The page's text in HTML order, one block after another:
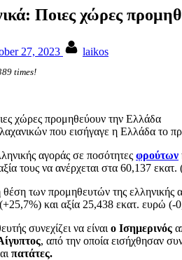
Ποιες χώρες
27, 2023 laikos
times!
που εισήγαγε η Ελλάδα το
αγοράς σε ποσότητες φρούτων
τους να ανέρχεται στα 60,137
των προμηθευτών της ελληνικής
και αξία 25,438 εκατ. ευρώ (-
συνεχίζει να είναι ο Ισημερινός
, από την οποία εισήχθησαν
πατάτες.